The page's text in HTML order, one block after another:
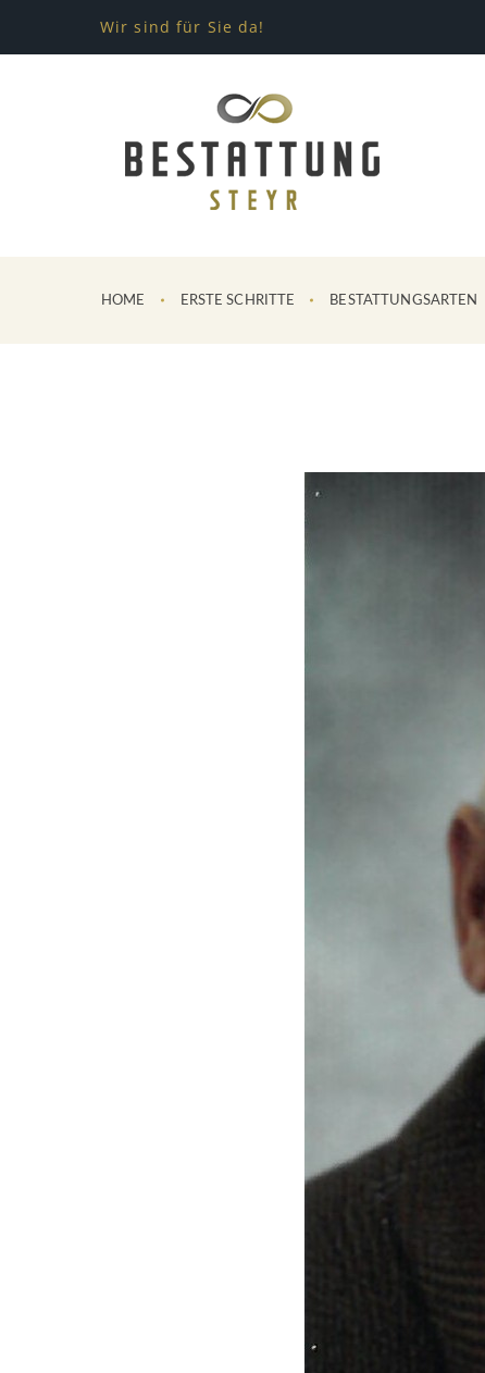
Wir sind für Sie da!
HOME ERSTE SCHRITTE BESTATTUNGSARTEN